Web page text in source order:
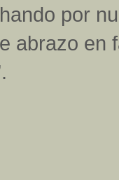
por
abrazo en